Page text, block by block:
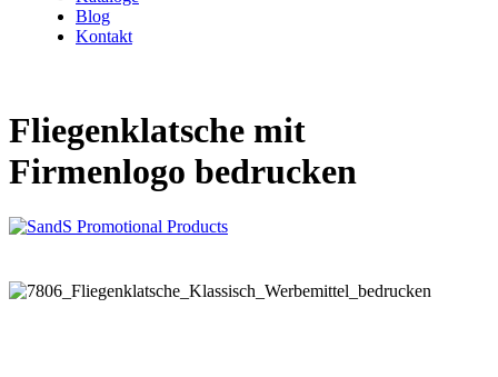
Blog
Kontakt
Fliegenklatsche mit
Firmenlogo bedrucken